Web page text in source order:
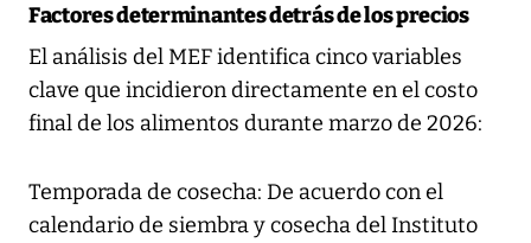
Factores determinantes detrás de los precios
El análisis del MEF identifica cinco variables
clave que incidieron directamente en el costo
final de los alimentos durante marzo de 2026:
Temporada de cosecha: De acuerdo con el
calendario de siembra y cosecha del Instituto